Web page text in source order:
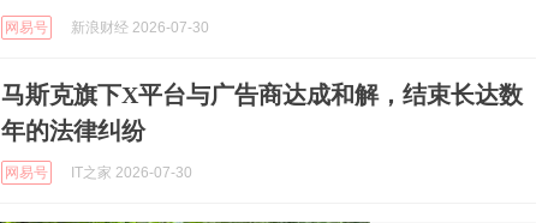
网易号 新浪财经 2026-07-30
马斯克旗下X平台与广告商达成和解，结束长达数
年的法律纠纷
网易号 IT之家 2026-07-30